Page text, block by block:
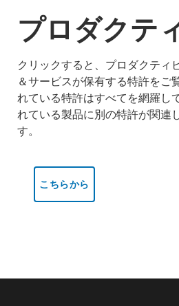
プロダクテ
クリックすると、プロダクティ
＆サービスが保有する特許をご
れている特許はすべてを網羅し
れている製品に別の特許が関連
す。
こちらから